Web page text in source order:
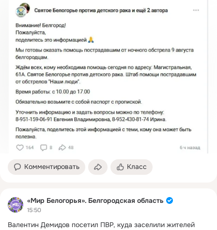
работает –здесь. 🟣Берегите
Комментировать Класс
«Мир Белогорья». Белгородская область
15:50
Валентин Демидов посетил ПВР, куда заселили жителей